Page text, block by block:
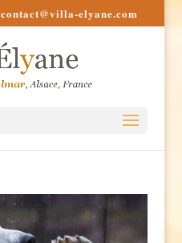
contact@villa-elyane.com